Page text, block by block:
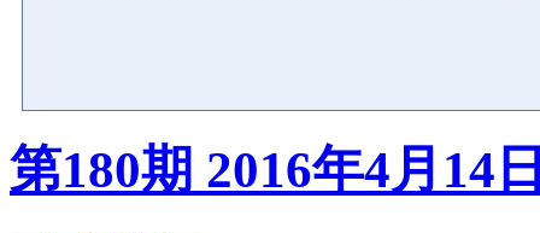
第180期 2016年4月14